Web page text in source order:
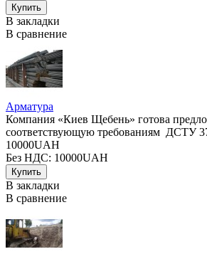
В закладки
В сравнение
Арматура
Компания «Киев Щебень» готова
соответствующую требованиям ДСТУ
10000UAH
Без НДС: 10000UAH
В закладки
В сравнение